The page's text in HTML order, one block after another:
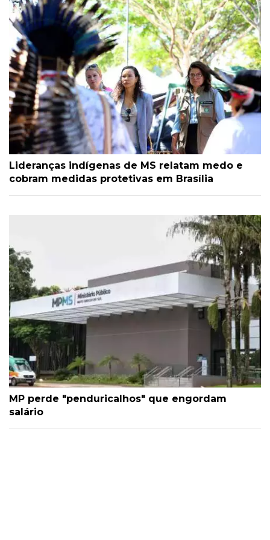
Lideranças indígenas de MS relatam medo e
cobram medidas protetivas em Brasília
MP perde "penduricalhos" que engordam
salário